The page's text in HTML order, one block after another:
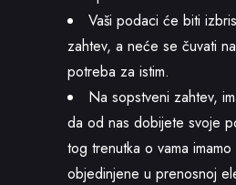
Vaši podaci će biti
zahtev, a neće se čuvati
potreba za istim.
Na sopstveni zahtev,
da od nas dobijete svoje
tog trenutka o vama
objedinjene u prenosnoj